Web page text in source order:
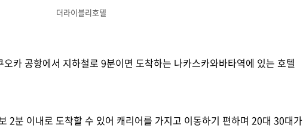
더라이블리호텔
카 공항에서 지하철로 9분이면 도착하는 나카스카와바타역에 있는 호텔
2분 이내로 도착할 수 있어 캐리어를 가지고 이동하기 편하며 20대 30대가